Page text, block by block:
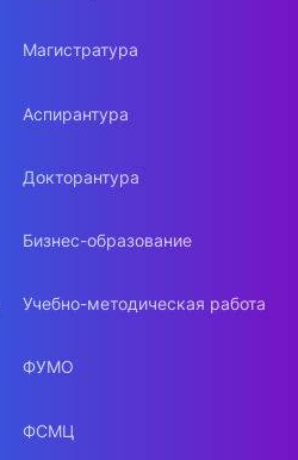
Магистратура
Аспирантура
Докторантура
Бизнес-образование
Учебно-методическая работа
ФУМО
ФСМЦ